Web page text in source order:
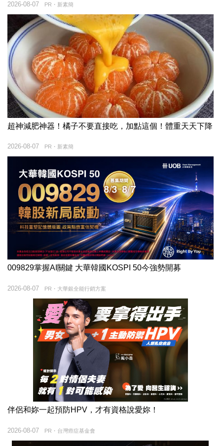
PR・新素簡
2026-08-07
超神減肥神器！橘子不要直接吃，加點這個！體重天天下降
PR・新素簡
2026-08-07
009829掌握AI關鍵 大華韓國KOSPI 50今強勢開募
PR・大華銀全能行銷方案
2026-08-07
伴侶和妳一起預防HPV，才有資格說愛妳！
PR・台灣癌症基金會
2026-08-07